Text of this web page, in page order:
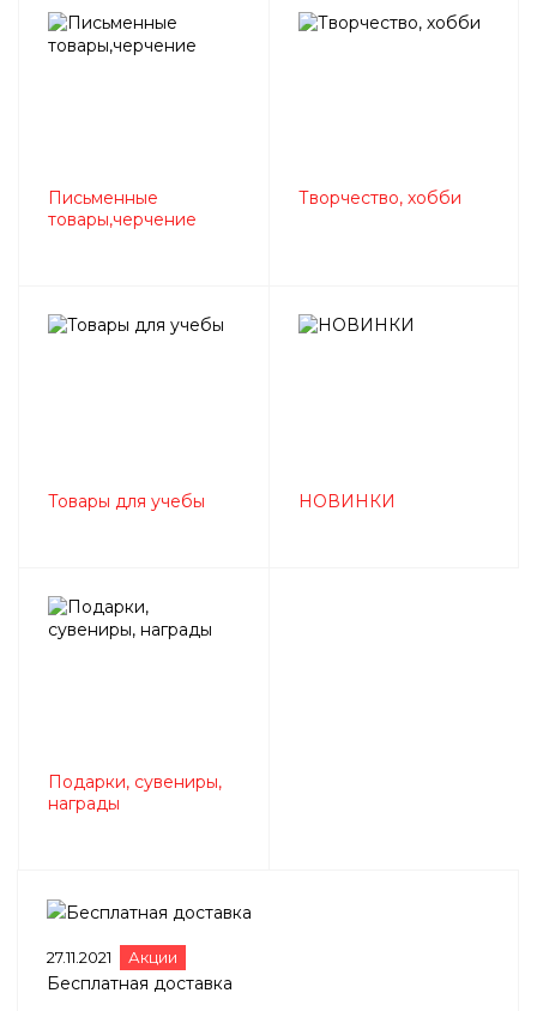
Письменные
товары,черчение
Творчество, хобби
Товары для учебы НОВИНКИ
Подарки, сувениры,
награды
27.11.2021 Акции
Бесплатная доставка